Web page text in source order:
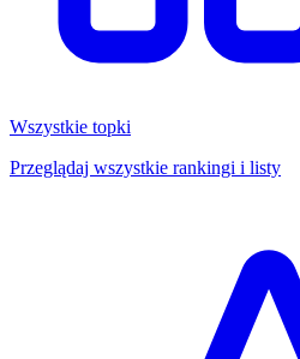
Wszystkie topki
Przeglądaj wszystkie rankingi i listy